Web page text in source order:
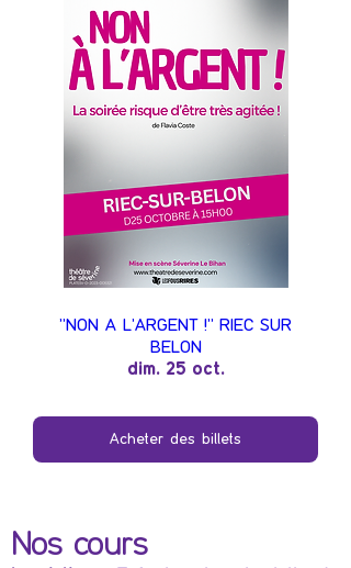
"NON A L'ARGENT !" RIEC SUR
BELON
dim. 25 oct.
Acheter des billets
Nos cours